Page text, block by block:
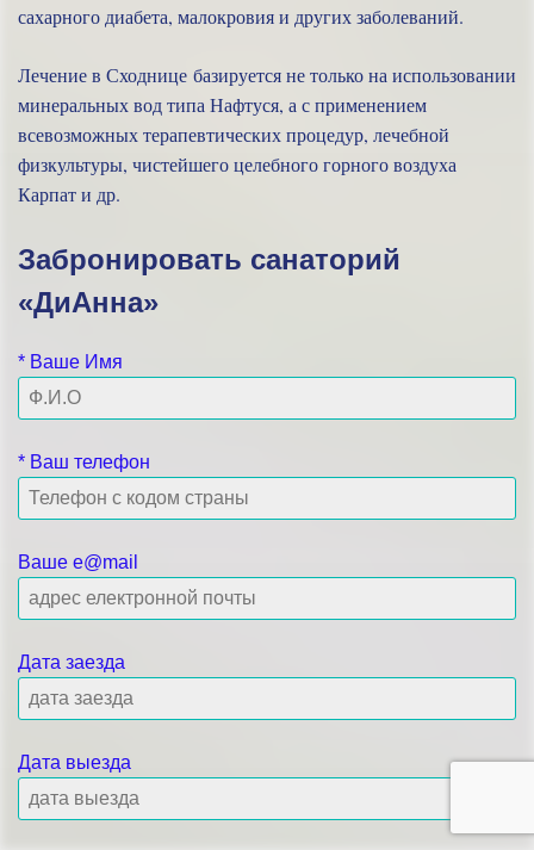
сахарного диабета, малокровия и других заболеваний.
Лечение в Сходнице базируется не только на использовании
минеральных вод типа Нафтуся, а с применением
всевозможных терапевтических процедур, лечебной
физкультуры, чистейшего целебного горного воздуха
Карпат и др.
Забронировать санаторий
«ДиАнна»
* Ваше Имя
* Ваш телефон
Ваше e@mail
Дата заезда
Дата выезда